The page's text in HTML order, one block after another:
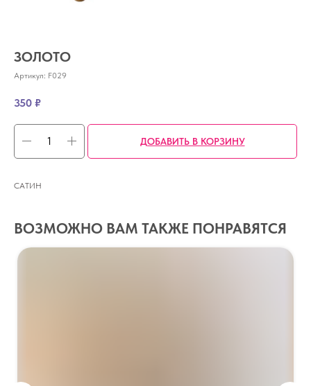
ЗОЛОТО
Артикул: F029
350 ₽
ДОБАВИТЬ В КОРЗИНУ
САТИН
ВОЗМОЖНО ВАМ ТАКЖЕ ПОНРАВЯТСЯ